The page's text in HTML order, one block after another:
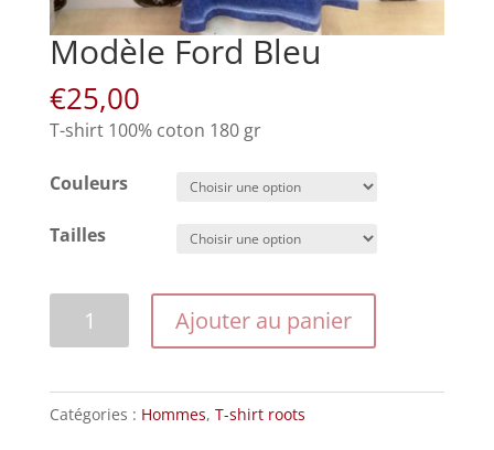
Modèle Ford Bleu
€25,00
T-shirt 100% coton 180 gr
Couleurs
Tailles
Ford
Bleu
Ajouter au panier
Catégories : Hommes, T-shirt roots